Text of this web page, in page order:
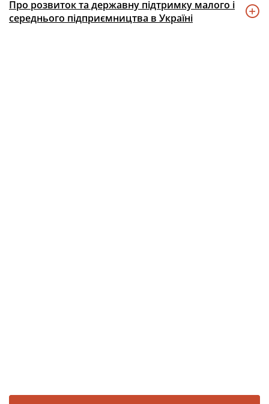
Про розвиток та державну підтримку малого і
середнього підприємництва в Україні